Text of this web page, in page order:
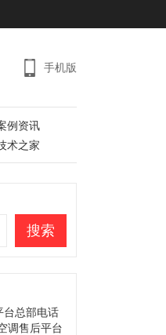
手机版
例资讯
术之家
搜索
台总部电话
调售后平台